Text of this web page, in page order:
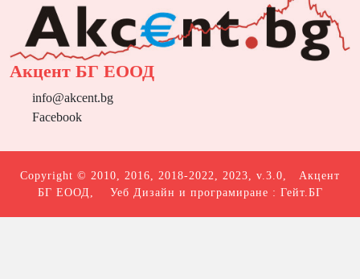
Акцент БГ ЕООД
info@akcent.bg
Facebook
Copyright © 2010, 2016, 2018-2022, 2023, v.3.0, Акцент
БГ ЕООД , Уеб Дизайн и програмиране : Гейт.БГ